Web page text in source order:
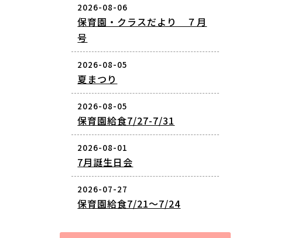
2026-08-06
保育園・クラスだより ７月
号
2026-08-05
夏まつり
2026-08-05
保育園給食7/27-7/31
2026-08-01
7月誕生日会
2026-07-27
保育園給食7/21～7/24